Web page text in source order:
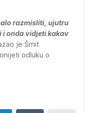
razmisliti, ujutru
i onda vidjeti kakav
je Šmit
odluku o